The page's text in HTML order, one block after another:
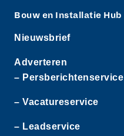
Bouw en Installatie Hub
Nieuwsbrief
Adverteren
– Persberichtenservice
– Vacatureservice
– Leadservice